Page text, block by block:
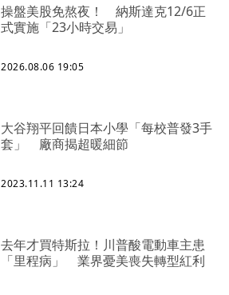
操盤美股免熬夜！ 納斯達克12/6正
式實施「23小時交易」
2026.08.06 19:05
大谷翔平回饋日本小學「每校普發3手
套」 廠商揭超暖細節
2023.11.11 13:24
去年才買特斯拉！川普酸電動車主患
「里程病」 業界憂美喪失轉型紅利